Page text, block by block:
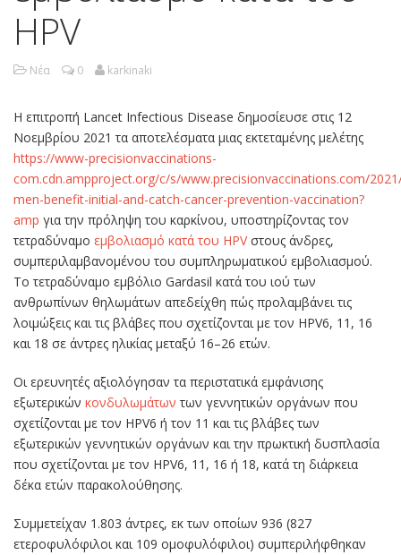
HPV
Νέα 0 karkinaki
Η επιτροπή Lancet Infectious Disease δημοσίευσε στις 12
Νοεμβρίου 2021 τα αποτελέσματα μιας εκτεταμένης μελέτης
https://www-precisionvaccinations-
com.cdn.ampproject.org/c/s/www.precisionvaccinations.com/
men-benefit-initial-and-catch-cancer-prevention-vaccination?
amp για την πρόληψη του καρκίνου, υποστηρίζοντας τον
τετραδύναμο εμβολιασμό κατά του HPVστους άνδρες,
συμπεριλαμβανομένου του συμπληρωματικού εμβολιασμού.
Το τετραδύναμο εμβόλιο Gardasil κατά του ιού των
ανθρωπίνων θηλωμάτων απεδείχθη πώς προλαμβάνει τις
λοιμώξεις και τις βλάβες που σχετίζονται με τoν HPV6, 11, 16
και 18 σε άντρες ηλικίας μεταξύ 16–26 ετών.
Οι ερευνητές αξιολόγησαν τα περιστατικά εμφάνισης
εξωτερικών κονδυλωμάτων των γεννητικών οργάνων που
σχετίζονται με τον HPV6 ή τον 11 και τις βλάβες των
εξωτερικών γεννητικών οργάνων και την πρωκτική δυσπλασία
που σχετίζονται με τον HPV6, 11, 16 ή 18, κατά τη διάρκεια
δέκα ετών παρακολούθησης.
Συμμετείχαν 1.803 άντρες, εκ των οποίων 936 (827
ετεροφυλόφιλοι και 109 ομοφυλόφιλοι) συμπεριλήφθηκαν